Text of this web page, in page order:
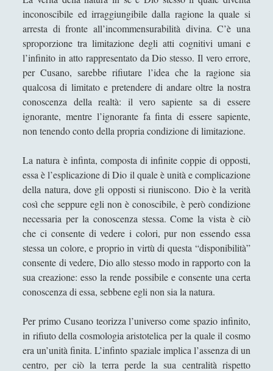
conversione del Cristianesimo l "Incredulità di San
Tommaso" di Caravaggio
La scultura è una fiamma all'esistenzialismo con
la febbre
La tecnica dodecafonica e la querelle sul "Doctor
Faustus" di Thomas Mann
La trasparenza della plastica che sublima la
"macchia d'olio" sul potere
Pedagogia Sociale – Integrazione di Giochi e
Interazione Sociale nel Processo di
Apprendimento
Riflessioni filosofiche sul cinema di guerra - Capire
la guerra attraverso il cinema
Riproducendo la contaminazione che si purifica
per rispecchiamento
Roland Barthes e la moda che atrofizza ogni
nomignolo del ciclista)
Scrivere di filosofia - Letteratura e filosofia a
confronto
inconoscibile ed irraggiungibile dalla ragione la quale si
arresta di fronte all’incommensurabilità divina. C’è una
sproporzione tra limitazione degli atti cognitivi umani e
l’infinito in atto rappresentato da Dio stesso. Il vero errore,
per Cusano, sarebbe rifiutare l’idea che la ragione sia
qualcosa di limitato e pretendere di andare oltre la nostra
conoscenza della realtà: il vero sapiente sa di essere
ignorante, mentre l’ignorante fa finta di essere sapiente,
non tenendo conto della propria condizione di limitazione.
La natura è infinta, composta di infinite coppie di opposti,
essa è l’esplicazione di Dio il quale è unità e complicazione
della natura, dove gli opposti si riuniscono. Dio è la verità
così che seppure egli non è conoscibile, è però condizione
necessaria per la conoscenza stessa. Come la vista è ciò
che ci consente di vedere i colori, pur non essendo essa
stessa un colore, e proprio in virtù di questa “disponibilità”
consente di vedere, Dio allo stesso modo in rapporto con la
sua creazione: esso la rende possibile e consente una certa
conoscenza di essa, sebbene egli non sia la natura.
Per primo Cusano teorizza l’universo come spazio infinito,
in rifiuto della cosmologia aristotelica per la quale il cosmo
era un’unità finita. L’infinto spaziale implica l’assenza di un
centro, per ciò la terra perde la sua centralità rispetto